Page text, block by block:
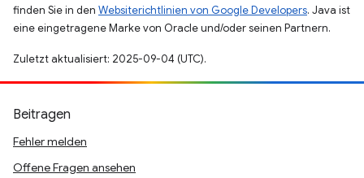
finden Sie in den Websiterichtlinien von Google Developers. Java ist
eine eingetragene Marke von Oracle und/oder seinen Partnern.
Zuletzt aktualisiert: 2025-09-04 (UTC).
Beitragen
Fehler melden
Offene Fragen ansehen